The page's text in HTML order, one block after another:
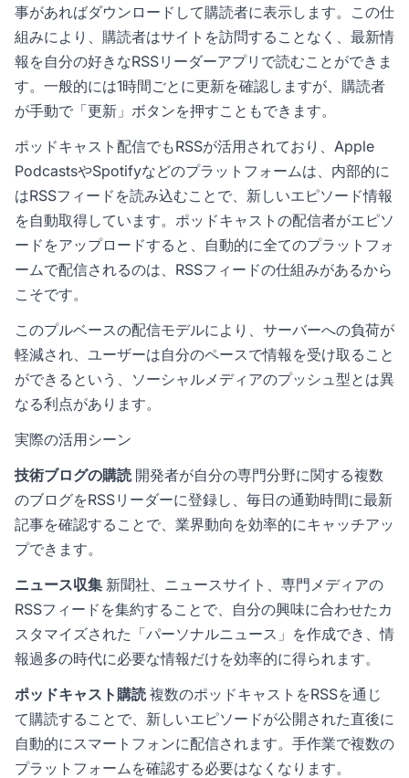
事があればダウンロードして購読者に表示します。この仕
組みにより、購読者はサイトを訪問することなく、最新情
報を自分の好きなRSSリーダーアプリで読むことができま
す。一般的には1時間ごとに更新を確認しますが、購読者
が手動で「更新」ボタンを押すこともできます。
ポッドキャスト配信でもRSSが活用されており、Apple
PodcastsやSpotifyなどのプラットフォームは、内部的に
はRSSフィードを読み込むことで、新しいエピソード情報
を自動取得しています。ポッドキャストの配信者がエピソ
ードをアップロードすると、自動的に全てのプラットフォ
ームで配信されるのは、RSSフィードの仕組みがあるから
こそです。
このプルベースの配信モデルにより、サーバーへの負荷が
軽減され、ユーザーは自分のペースで情報を受け取ること
ができるという、ソーシャルメディアのプッシュ型とは異
なる利点があります。
実際の活用シーン
技術ブログの購読開発者が自分の専門分野に関する複数
のブログをRSSリーダーに登録し、毎日の通勤時間に最新
記事を確認することで、業界動向を効率的にキャッチアッ
プできます。
ニュース収集 新聞社、ニュースサイト、専門メディアの
RSSフィードを集約することで、自分の興味に合わせたカ
スタマイズされた「パーソナルニュース」を作成でき、情
報過多の時代に必要な情報だけを効率的に得られます。
ポッドキャスト購読複数のポッドキャストをRSSを通じ
て購読することで、新しいエピソードが公開された直後に
自動的にスマートフォンに配信されます。手作業で複数の
プラットフォームを確認する必要はなくなります。